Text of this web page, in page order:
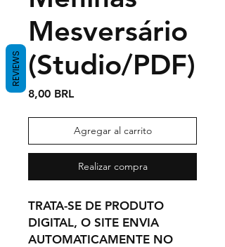
Mesversário
(Studio/PDF)
8,00 BRLPrecio
Agregar al carrito
Realizar compra
TRATA-SE DE PRODUTO
DIGITAL, O SITE ENVIA
AUTOMATICAMENTE NO
REVIEWS